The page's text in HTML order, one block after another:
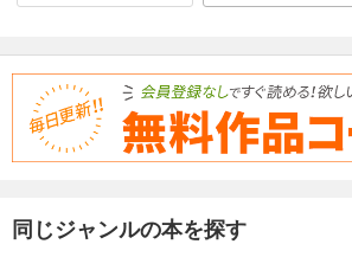
同じジャンルの本を探す